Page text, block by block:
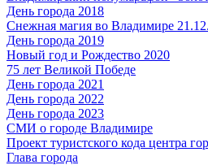
День города 2018
Снежная магия во Владимире
День города 2019
Новый год и Рождество 2020
75 лет Великой Победе
День города 2021
День города 2022
День города 2023
СМИ о городе Владимире
Проект туристского кода центра
Глава города